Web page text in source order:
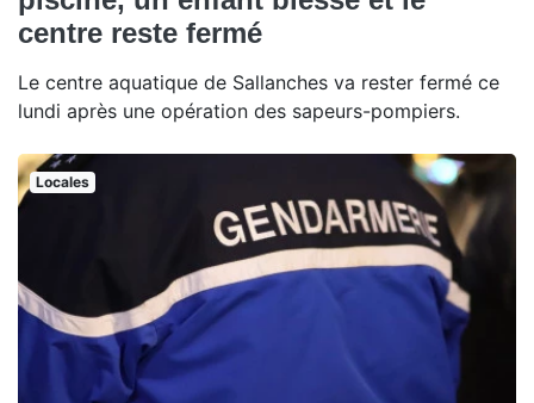
centre reste fermé
Le centre aquatique de Sallanches va rester fermé ce
lundi après une opération des sapeurs-pompiers.
Locales